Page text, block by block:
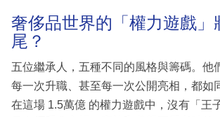
奢侈品世界的「權力遊戲」
尾？
五位繼承人，五種不同的風格與籌碼。他
每一次升職、甚至每一次公開亮相，都如
在這場 1.5萬億 的權力遊戲中，沒有「王